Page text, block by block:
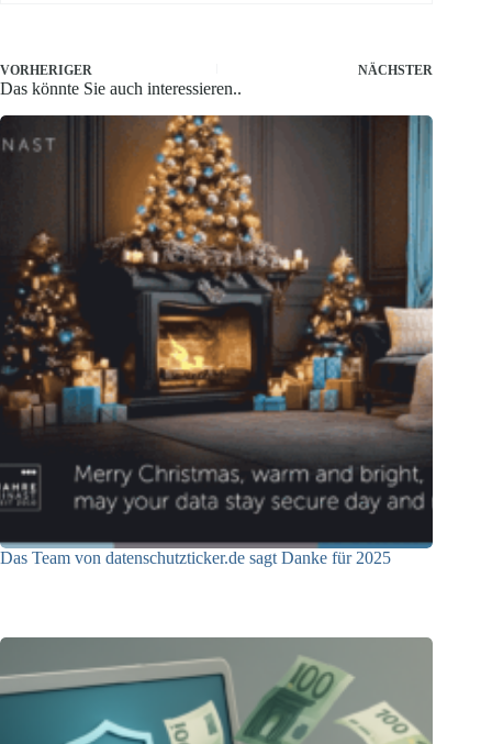
VORHERIGER NÄCHSTER
Das könnte Sie auch interessieren..
Das Team von datenschutzticker.de sagt Danke für 2025